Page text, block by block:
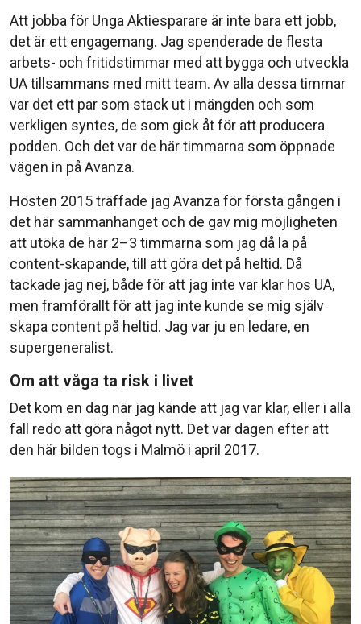
Att jobba för Unga Aktiesparare är inte bara ett jobb,
det är ett engagemang. Jag spenderade de flesta
arbets- och fritidstimmar med att bygga och utveckla
UA tillsammans med mitt team. Av alla dessa timmar
var det ett par som stack ut i mängden och som
verkligen syntes, de som gick åt för att producera
podden. Och det var de här timmarna som öppnade
vägen in på Avanza.
Hösten 2015 träffade jag Avanza för första gången i
det här sammanhanget och de gav mig möjligheten
att utöka de här 2–3 timmarna som jag då la på
content-skapande, till att göra det på heltid. Då
tackade jag nej, både för att jag inte var klar hos UA,
men framförallt för att jag inte kunde se mig själv
skapa content på heltid. Jag var ju en ledare, en
supergeneralist.
Om att våga ta risk i livet
Det kom en dag när jag kände att jag var klar, eller i alla
fall redo att göra något nytt. Det var dagen efter att
den här bilden togs i Malmö i april 2017.